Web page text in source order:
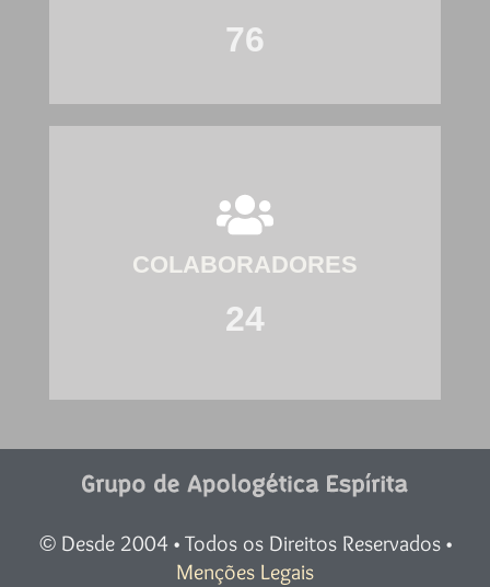
76
COLABORADORES
24
©Desde 2004 • Todos os Direitos Reservados •
Menções Legais